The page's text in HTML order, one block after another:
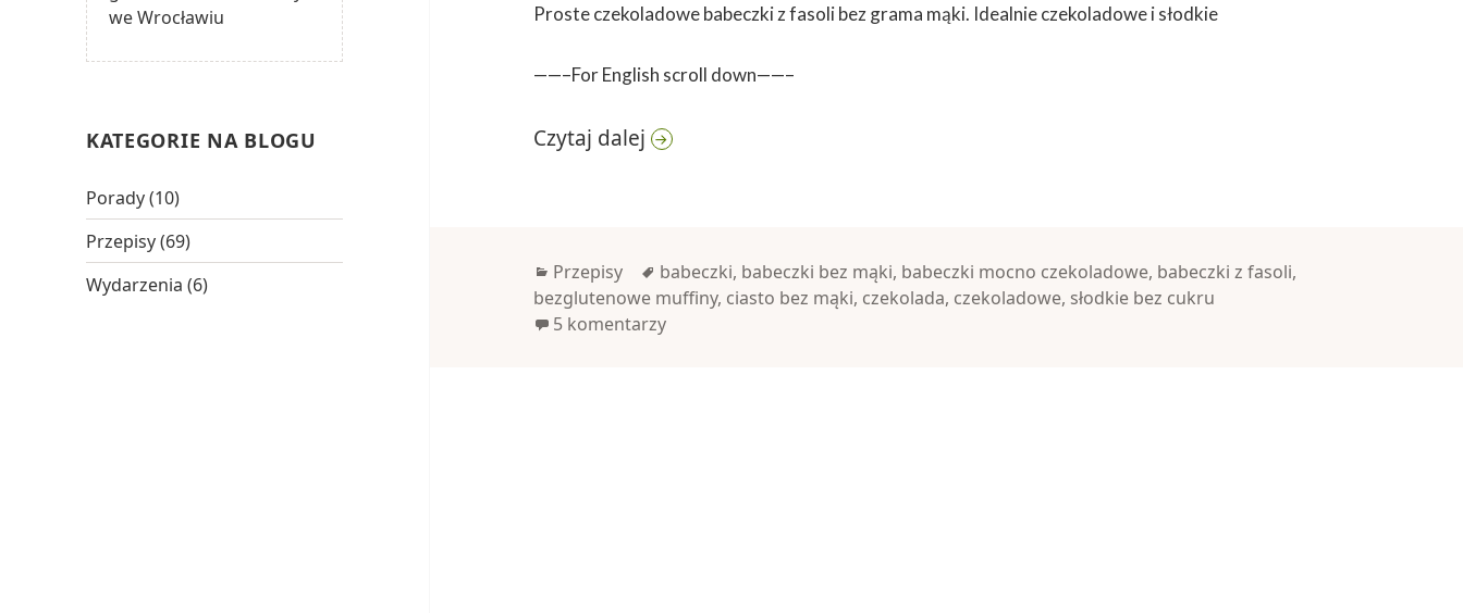
we Wrocławiu
KATEGORIE NA BLOGU
Porady(10)
Przepisy(69)
Wydarzenia (6)
Proste czekoladowe babeczki z fasoli bez grama mąki. Idealnie czekoladowe i słodkie
——–For English scroll down——–
Czytaj dalejCzekoladowe babeczki z fasoli
Kategorie
Przepisy Tagi
babeczki, babeczki bez mąki, babeczki mocno czekoladowe, babeczki z fasoli,
bezglutenowe muffiny, ciasto bez mąki, czekolada, czekoladowe, słodkie bez cukru
5 komentarzy